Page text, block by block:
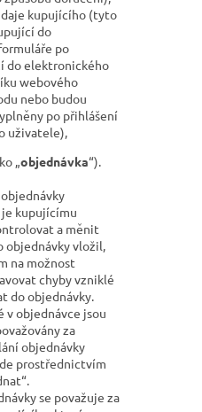
kupujícího (tyto
do
po
do elektronického
webového
nebo budou
po přihlášení
uživatele),
„objednávka“).
kupujícímu
a měnit
objednávky vložil,
na možnost
chyby vzniklé
do objednávky.
v objednávce jsou
za
objednávky
prostřednictvím
se považuje za